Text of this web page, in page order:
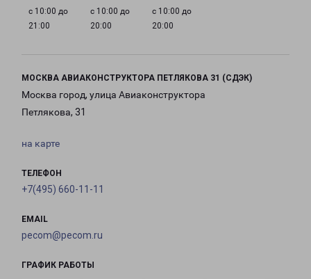
с 10:00 до
21:00
с 10:00 до
20:00
с 10:00 до
20:00
МОСКВА АВИАКОНСТРУКТОРА ПЕТЛЯКОВА 31 (СДЭК)
Москва город, улица Авиаконструктора
Петлякова, 31
на карте
ТЕЛЕФОН
+7(495) 660-11-11
EMAIL
pecom@pecom.ru
ГРАФИК РАБОТЫ